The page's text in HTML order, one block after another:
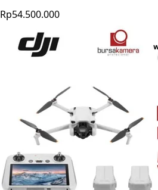
Rp54.500.000